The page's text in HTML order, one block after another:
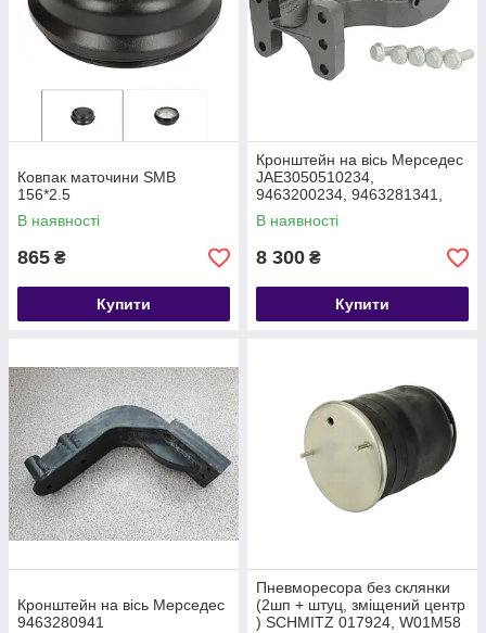
Ковпак маточини SMB
156*2.5
В наявності
865 ₴
Купити
Кронштейн на вісь Мерседес
JAE3050510234,
9463200234, 9463281341,
В наявності
8 300 ₴
Купити
Кронштейн на вісь Мерседес
9463280941
Пневморесора без склянки
(2шп + штуц, зміщений центр
) SCHMITZ 017924, W01M58